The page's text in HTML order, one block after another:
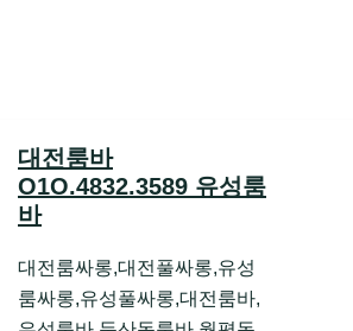
대전룸바
O1O.4832.3589 유성룸
바
대전룸싸롱,대전풀싸롱,유성
룸싸롱,유성풀싸롱,대전룸바,